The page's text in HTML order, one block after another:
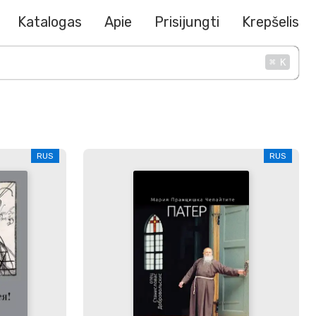
Katalogas Apie Prisijungti Krepšelis
⌘ K
RUS RUS